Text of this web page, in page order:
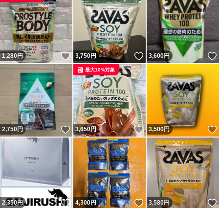
1,280円 いいね！
3,750円 いいね！
3,600円
2,750円 いいね！
3,650円 いいね！
最大10%対象
3,500円
2,350円 いいね！
4,300円 いいね！
3,580円